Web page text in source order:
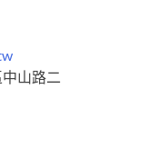
山路二